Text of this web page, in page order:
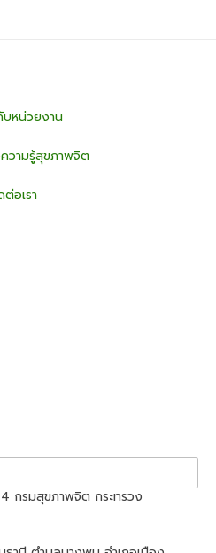
บหน่วยงาน
วามรู้สุขภาพจิต
อเรา
กรมสุขภาพจิต กระทรวง